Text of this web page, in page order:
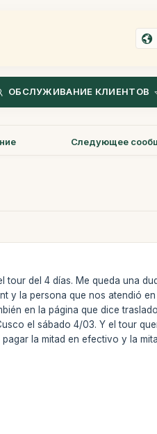
ОБСЛУЖИВАНИЕ КЛИЕНТОВ
Следующее
del 4 días. Me queda una
y la persona que nos atendió
en la página que dice
el sábado 4/03. Y el tour
la mitad en efectivo y la